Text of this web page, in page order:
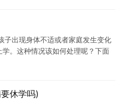
子出现身体不适或者家庭发生变化
。这种情况该如何处理呢？下面
休学吗)